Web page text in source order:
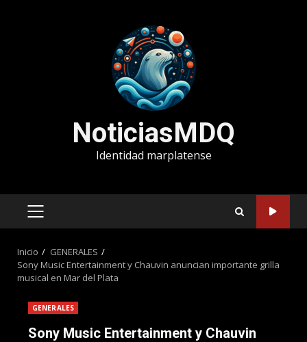
NoticiasMDQ
Identidad marplatense
MENÚ
Inicio
GENERALES
Sony Music Entertainment y Chauvin anuncian importante grilla
musical en Mar del Plata
GENERALES
Sony Music Entertainment y Chauvin